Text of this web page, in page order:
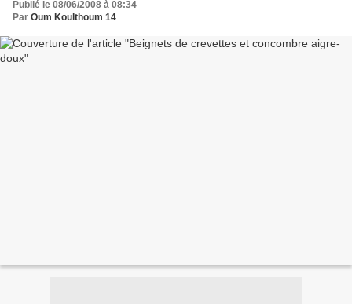
Publié le 08/06/2008 à 08:34
Par Oum Koulthoum 14